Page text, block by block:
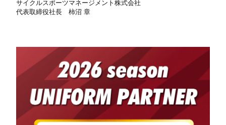
サイクルスポーツマネージメント株式会社
代表取締役社長 柿沼 章